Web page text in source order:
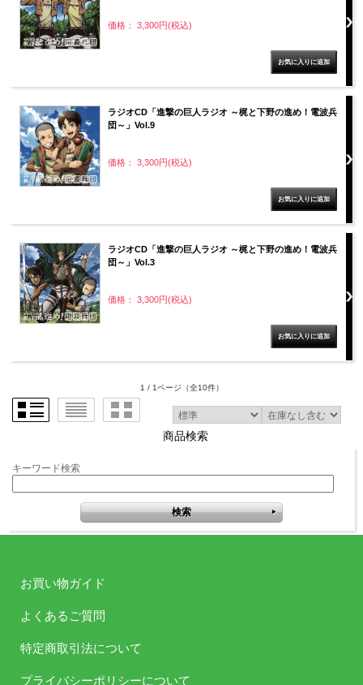
価格： 3,300円(税込)
ラジオCD「進撃の巨人ラジオ ～梶と下野の進め！電波兵
団～」Vol.9
価格： 3,300円(税込)
ラジオCD「進撃の巨人ラジオ ～梶と下野の進め！電波兵
団～」Vol.3
価格： 3,300円(税込)
1 / 1ページ （全10件）
商品検索
キーワード検索
お買い物ガイド
よくあるご質問
特定商取引法について
プライバシーポリシーについて